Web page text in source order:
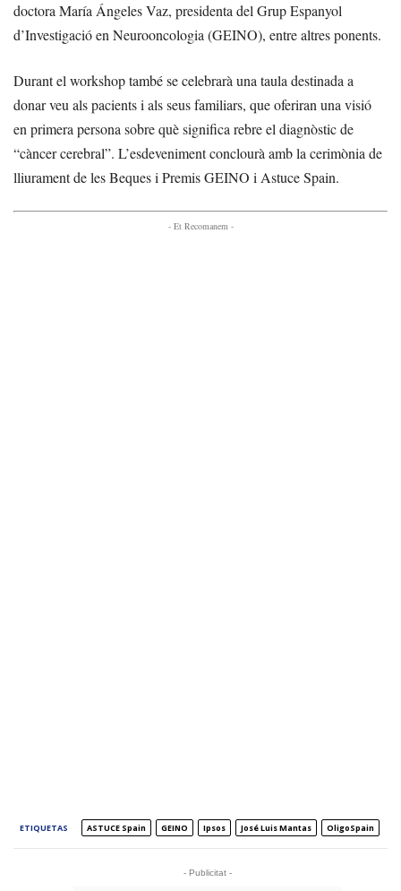
doctora María Ángeles Vaz, presidenta del Grup Espanyol
d’Investigació en Neurooncologia (GEINO), entre altres ponents.
Durant el workshop també se celebrarà una taula destinada a
donar veu als pacients i als seus familiars, que oferiran una visió
en primera persona sobre què significa rebre el diagnòstic de
“càncer cerebral”. L’esdeveniment conclourà amb la cerimònia de
lliurament de les Beques i Premis GEINO i Astuce Spain.
- Et Recomanem -
ETIQUETAS ASTUCE Spain GEINO Ipsos José Luis Mantas OligoSpain
- Publicitat -